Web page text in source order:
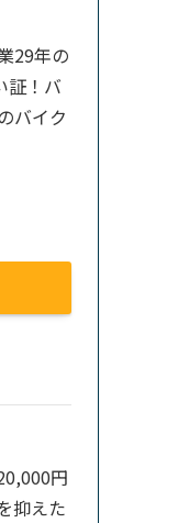
29年の
証！バ
バイク
円
抑えた